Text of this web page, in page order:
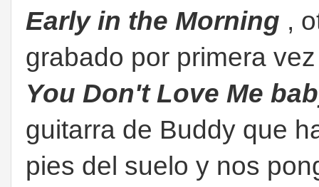
Early in the Morning ,
grabado por primera
You Don't Love Me
guitarra de Buddy que
pies del suelo y nos